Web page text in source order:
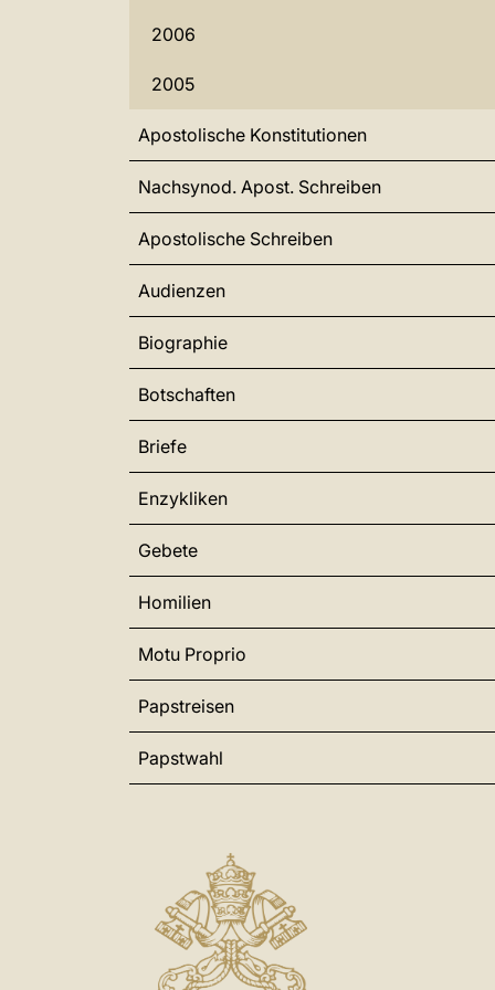
2006
2005
Apostolische Konstitutionen
Nachsynod. Apost. Schreiben
Apostolische Schreiben
Audienzen
Biographie
Botschaften
Briefe
Enzykliken
Gebete
Homilien
Motu Proprio
Papstreisen
Papstwahl